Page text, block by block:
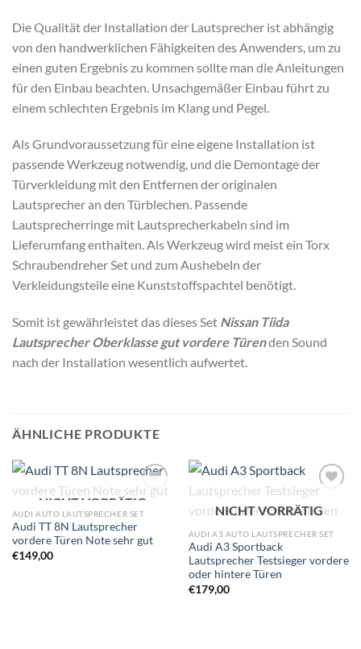
Die Qualität der Installation der Lautsprecher ist abhängig
von den handwerklichen Fähigkeiten des Anwenders, um zu
einen guten Ergebnis zu kommen sollte man die Anleitungen
für den Einbau beachten. Unsachgemäßer Einbau führt zu
einem schlechten Ergebnis im Klang und Pegel.
Als Grundvoraussetzung für eine eigene Installation ist
passende Werkzeug notwendig, und die Demontage der
Türverkleidung mit den Entfernen der originalen
Lautsprecher an den Türblechen. Passende
Lautsprecherringe mit Lautsprecherkabeln sind im
Lieferumfang enthalten. Als Werkzeug wird meist ein Torx
Schraubendreher Set und zum Aushebeln der
Verkleidungsteile eine Kunststoffspachtel benötigt.
Somit ist gewährleistet das dieses Set Nissan Tiida
Lautsprecher Oberklasse gut vordere Türenden Sound
nach der Installation wesentlich aufwertet.
ÄHNLICHE PRODUKTE
Zu
Wunschliste
hinzufügen
NICHT VORRÄTIG
AUDI AUTO LAUTSPRECHER SET
Audi TT 8N Lautsprecher
vordere Türen Note sehr gut
€149,00
Wunschliste
NICHT VORRÄTIG
AUDI A3 AUTO LAUTSPRECHER SET
Audi A3 Sportback
Lautsprecher Testsieger vordere
oder hintere Türen
€179,00